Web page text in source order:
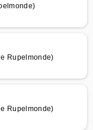
Rupelmonde)
Rupelmonde)